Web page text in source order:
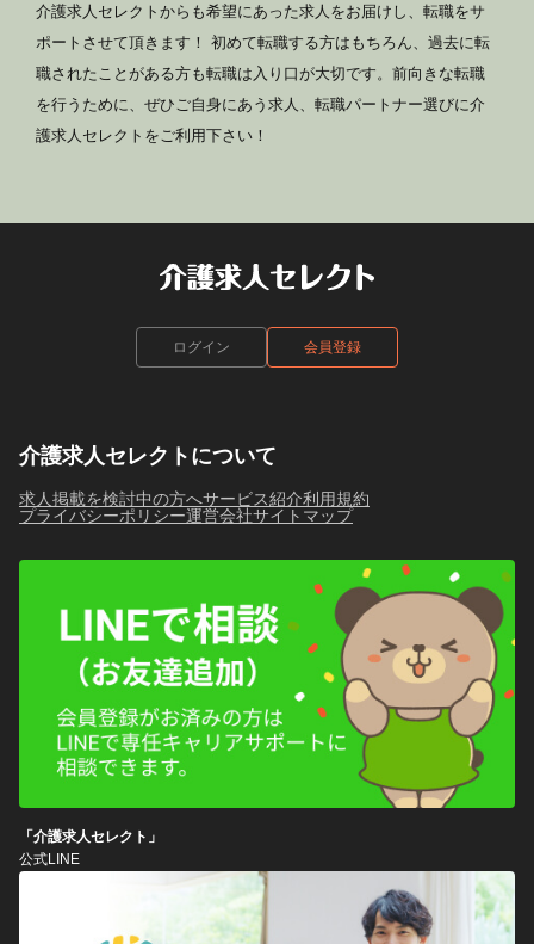
介護求人セレクトからも希望にあった求人をお届けし、転職をサ
ポートさせて頂きます！ 初めて転職する方はもちろん、過去に転
職されたことがある方も転職は入り口が大切です。前向きな転職
を行うために、ぜひご自身にあう求人、転職パートナー選びに介
護求人セレクトをご利用下さい！
ログイン 会員登録
介護求人セレクトについて
求人掲載を検討中の方へサービス紹介利用規約
プライバシーポリシー運営会社サイトマップ
「介護求人セレクト」
公式LINE